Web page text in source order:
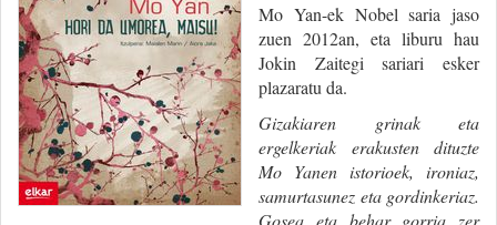
Mo Yan-ek Nobel saria jaso
zuen 2012an, eta liburu hau
Jokin Zaitegi sariari esker
plazaratu da.
Gizakiaren grinak eta
ergelkeriak erakusten dituzte
Mo Yanen istorioek, ironiaz,
samurtasunez eta gordinkeriaz.
Gosea eta behar gorria zer